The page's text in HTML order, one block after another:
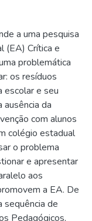
a uma pesquisa
(EA) Crítica e
problemática
os resíduos
escolar e seu
ausência da
com alunos
colégio estadual
o problema
e apresentar
aos
a EA. De
sequência de
Pedagógicos,